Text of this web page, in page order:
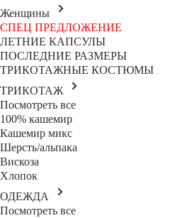
Женщины
СПЕЦ ПРЕДЛОЖЕНИЕ
ЛЕТНИЕ КАПСУЛЫ
ПОСЛЕДНИЕ РАЗМЕРЫ
ТРИКОТАЖНЫЕ КОСТЮМЫ
ТРИКОТАЖ
Посмотреть все
100% кашемир
Кашемир микс
Шерсть/альпака
Вискоза
Хлопок
ОДЕЖДА
Посмотреть все